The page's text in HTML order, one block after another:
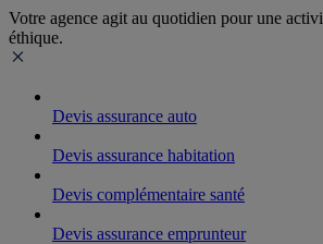
Votre agence agit au quotidien pour une
éthique.
Devis assurance auto
Devis assurance habitation
Devis complémentaire santé
Devis assurance emprunteur